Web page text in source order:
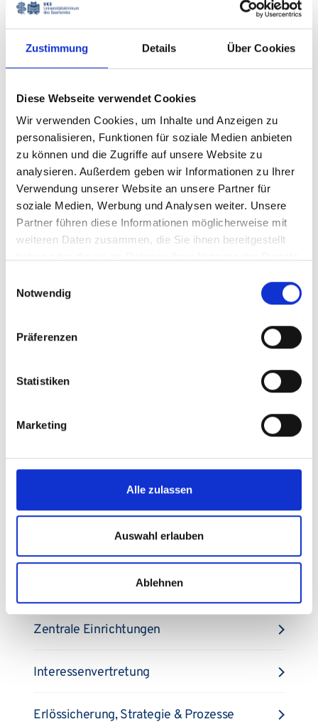
Zustimmung Details Über Cookies
Diese Webseite verwendet Cookies
Wir verwenden Cookies, um Inhalte und Anzeigen zu
personalisieren, Funktionen für soziale Medien anbieten
zu können und die Zugriffe auf unsere Website zu
analysieren. Außerdem geben wir Informationen zu Ihrer
Verwendung unserer Website an unsere Partner für
soziale Medien, Werbung und Analysen weiter. Unsere
Partner führen diese Informationen möglicherweise mit
weiteren Daten zusammen, die Sie ihnen bereitgestellt
Notwendig
Präferenzen
Statistiken
Marketing
Alle zulassen
Auswahl erlauben
Ablehnen
Ihre Meinung zählt
Forschung & Studium
Karriere
Arbeiten & Karriere am UKS
Ausbildung am UKS
Newsroom
Kontakt & Anfahrt
Klinikumsprofil
Presse & Unternehmenskommunikation
Allgemeine Verwaltung
Zentrale Einrichtungen
Interessenvertretung
Erlössicherung, Strategie & Prozesse